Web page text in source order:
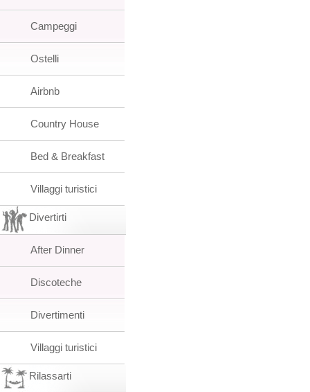
Campeggi
Ostelli
Airbnb
Country House
Bed & Breakfast
Villaggi turistici
Divertirti
After Dinner
Discoteche
Divertimenti
Villaggi turistici
Rilassarti